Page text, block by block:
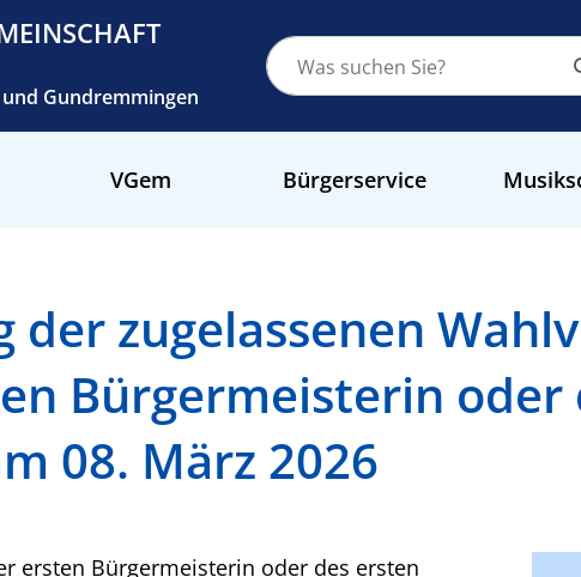
Gundremmingen
VGem Bürgerservice
der zugelassenen
Bürgermeisterin oder
08. März 2026
ersten Bürgermeisterin oder des ersten